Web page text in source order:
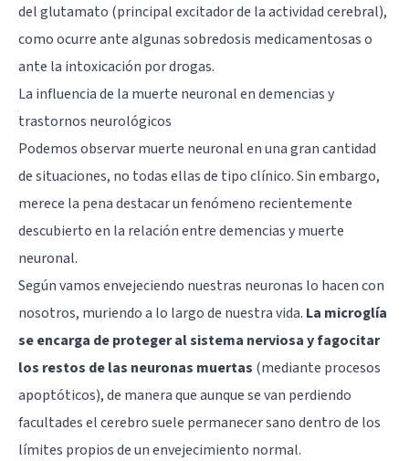
delglutamato (principal excitador de la actividad cerebral),
como ocurre ante algunas sobredosis medicamentosas o
ante la intoxicación por drogas.
La influencia de la muerte neuronal en demencias y
trastornos neurológicos
Podemos observar muerte neuronal en una gran cantidad
de situaciones, no todas ellas de tipo clínico. Sin embargo,
merece la pena destacar un fenómeno recientemente
descubierto en la relación entre demencias y muerte
neuronal.
Según vamos envejeciendo nuestras neuronas lo hacen con
nosotros, muriendo a lo largo de nuestra vida. La microglía
se encarga de proteger al sistema nerviosa y fagocitar
los restos de las neuronas muertas (mediante procesos
apoptóticos), de manera que aunque se van perdiendo
facultades el cerebro suele permanecer sano dentro de los
límites propios de un envejecimiento normal.